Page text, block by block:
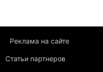
Реклама на сайте
Статьи партнеров